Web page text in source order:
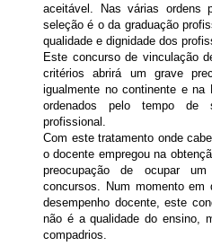
aceitável. Nas várias ordens
seleção é o da graduação
qualidade e dignidade dos
Este concurso de vinculação
critérios abrirá um grave
igualmente no continente e
ordenados pelo tempo de
profissional.
Com este tratamento onde
o docente empregou na
preocupação de ocupar
concursos. Num momento
desempenho docente, este
não é a qualidade do ensino,
compadrios.